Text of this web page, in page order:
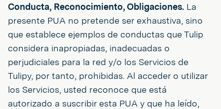
Conducta, Reconocimiento, Obligaciones. La
presente PUA no pretende ser exhaustiva, sino
que establece ejemplos de conductas que Tulip
considera inapropiadas, inadecuadas o
perjudiciales para la red y/o los Servicios de
Tulipy, por tanto, prohibidas. Al acceder o utilizar
los Servicios, usted reconoce que está
autorizado a suscribir esta PUA y que ha leído,